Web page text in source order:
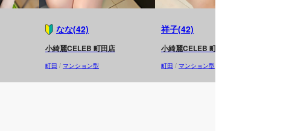
なな(42)
小綺麗CELEB 町田店
町田 / マンション型
祥子(42)
小綺麗CELEB 町田店
町田 / マンション型